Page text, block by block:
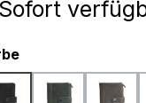
Sofort
auswählen